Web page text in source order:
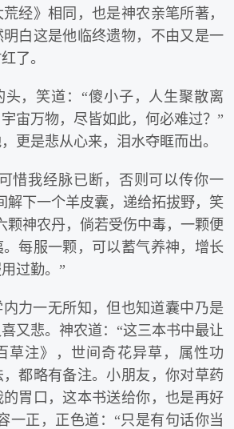
经》相同，也是神农亲笔所著，
白这是他临终遗物，不由又是一
了。
头，笑道：“傻小子，人生聚散离
宙万物，尽皆如此，何必难过？”
更是悲从心来，泪水夺眶而出。
惜我经脉已断，否则可以传你一
解下一个羊皮囊，递给拓拔野，笑
颗神农丹，倘若受伤中毒，一颗便
每服一颗，可以蓄气养神，增长
过勤。”
力一无所知，但也知道囊中乃是
又悲。神农道：“这三本书中最让
草注》，世间奇花异草，属性功
都略有备注。小朋友，你对草药
胃口，这本书送给你，也是再好
一正，正色道：“只是有句话你当